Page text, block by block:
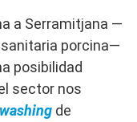
a Serramitjana —
porcina—
posibilidad
sector nos
de